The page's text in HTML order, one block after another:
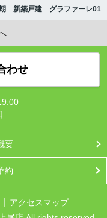
期 新築戸建 グラファーレ01
わせ
要
約
アクセスマップ